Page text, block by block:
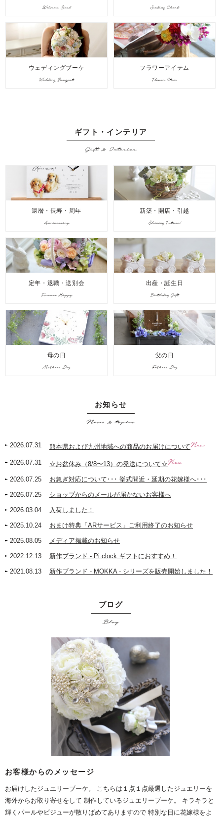
Welcome Bord Seating Chart
ウェディングブーケ
Wedding Bouquet
フラワーアイテム
Flower Item
ギフト・インテリア
Gift & Interior
還暦・長寿・周年
Anniversary
新築・開店・引越
Shining Future!
定年・退職・送別会
Forever Happy
出産・誕生日
Birthday Gift
母の日
Mothers Day
父の日
Fathers Day
お知らせ
News & topics
2026.07.31 熊本県および九州地域への商品のお届けについてNew
2026.07.31 ☆お盆休み（8/8〜13）の発送について☆New
2026.07.25 お急ぎ対応について･･･ 挙式間近・延期の花嫁様へ･･･
2026.07.25 ショップからのメールが届かないお客様へ
2026.03.04 入荷しました！
2025.10.24 おまけ特典「ARサービス」ご利用終了のお知らせ
2025.08.05 メディア掲載のお知らせ
2022.12.13 新作ブランド - Pi.clock ギフトにおすすめ！
2021.08.13 新作ブランド - MOKKA - シリーズを販売開始しました！
ブログ
Blog
お客様からのメッセージ
お届けしたジュエリーブーケ。 こちらは１点１点厳選したジュエリーを
海外からお取り寄せをして 制作しているジュエリーブーケ。 キラキラと
輝くパールやビジューが散りばめてありますので 特別な日に花嫁様をよ